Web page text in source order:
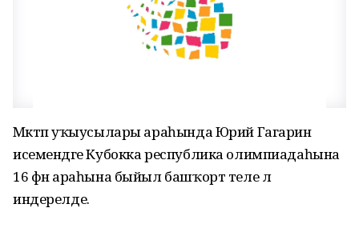
Мәктәп уҡыусылары араһында Юрий Гагарин
исемендәге Кубокка республика олимпиадаһына
16 фән араһына быйыл башҡорт теле лә
индерелде.